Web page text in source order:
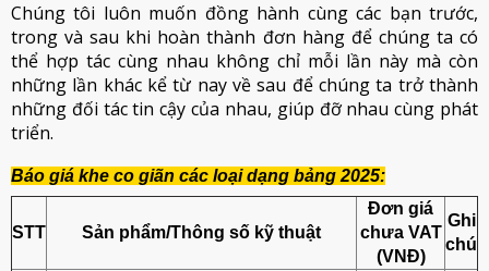
Chúng tôi luôn muốn đồng hành cùng các bạn trước,
trong và sau khi hoàn thành đơn hàng để chúng ta có
thể hợp tác cùng nhau không chỉ mỗi lần này mà còn
những lần khác kể từ nay về sau để chúng ta trở thành
những đối tác tin cậy của nhau, giúp đỡ nhau cùng phát
triển.
Báo giá khe co giãn các loại dạng bảng 2025:
STT Sản phẩm/Thông số kỹ thuật
Đơn giá
chưa VAT
(VNĐ)
Ghi
chú